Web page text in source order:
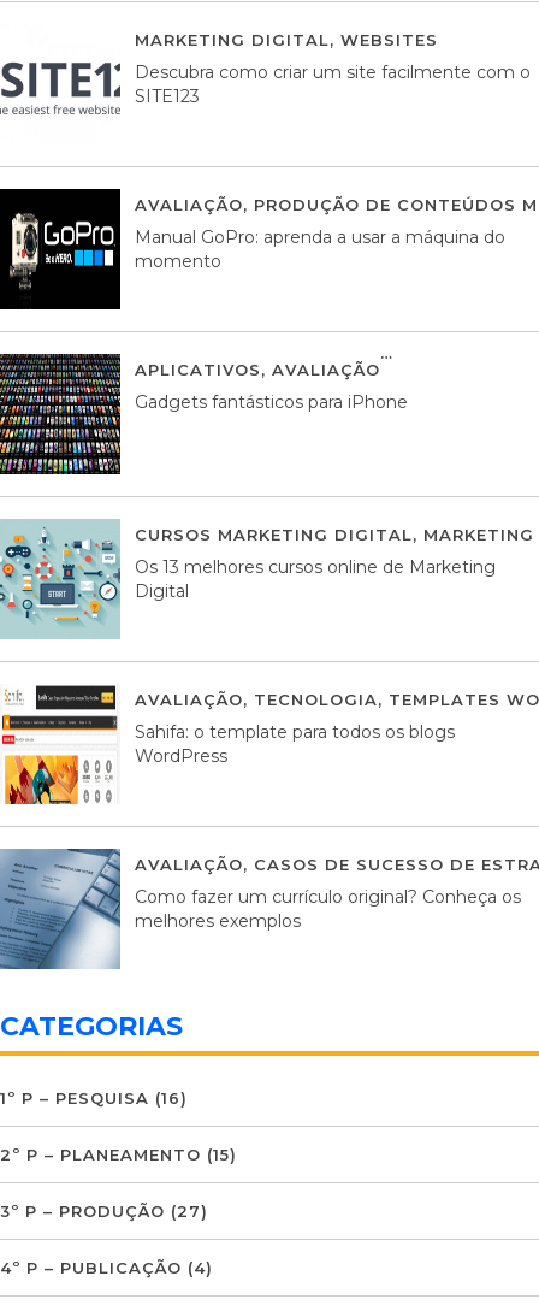
MARKETING DIGITAL, WEBSITES
Descubra como criar um site facilmente com o
SITE123
AVALIAÇÃO, PRODUÇÃO DE CONTEÚDOS
Manual GoPro: aprenda a usar a máquina do
momento
APLICATIVOS, AVALIAÇÃO
Gadgets fantásticos para iPhone
CURSOS MARKETING DIGITAL,
Os 13 melhores cursos online de Marketing
Digital
AVALIAÇÃO, TECNOLOGIA, TEMPLATES
Sahifa: o template para todos os blogs
WordPress
AVALIAÇÃO, CASOS DE SUCESSO DE
Como fazer um currículo original? Conheça os
melhores exemplos
CATEGORIAS
1º P – PESQUISA (16)
2º P – PLANEAMENTO (15)
3º P – PRODUÇÃO (27)
4º P – PUBLICAÇÃO (4)